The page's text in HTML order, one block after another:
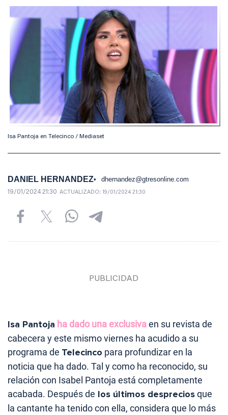
Isa Pantoja en Telecinco / Mediaset
DANIEL HERNANDEZ dhernandez@gtresonline.com
19/01/2024 21:30 ACTUALIZADO: 19/01/2024 21:30
Isa Pantoja ha dado una exclusivaen su revista de
cabecera y este mismo viernes ha acudido a su
programa de Telecinco para profundizar en la
noticia que ha dado. Tal y como ha reconocido, su
relación con Isabel Pantoja está completamente
acabada. Después de los últimos despreciosque
la cantante ha tenido con ella, considera que lo más